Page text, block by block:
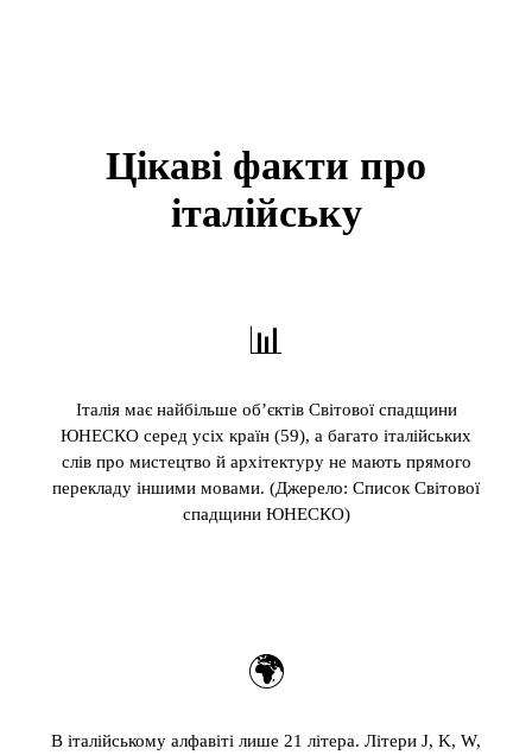
Цікаві факти про
італійську
📊
Італія має найбільше об’єктів Світової спадщини
ЮНЕСКО серед усіх країн (59), а багато італійських
слів про мистецтво й архітектуру не мають прямого
перекладу іншими мовами. (Джерело: Список Світової
спадщини ЮНЕСКО)
🌍
В італійському алфавіті лише 21 літера. Літери J, K, W,